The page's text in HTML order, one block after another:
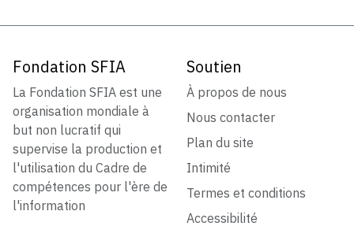
Fondation SFIA
La Fondation SFIA est une
organisation mondiale à
but non lucratif qui
supervise la production et
l'utilisation du Cadre de
compétences pour l'ère de
l'information
Soutien
À propos de nous
Nous contacter
Plan du site
Intimité
Termes et conditions
Accessibilité